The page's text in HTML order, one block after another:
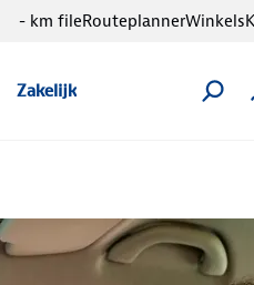
Zakelijk
- km fileRouteplannerWinkels